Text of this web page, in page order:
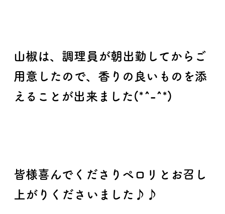
山椒は、調理員が朝出勤してからご
用意したので、香りの良いものを添
えることが出来ました(*^-^*)
皆様喜んでくださりペロリとお召し
上がりくださいました♪♪